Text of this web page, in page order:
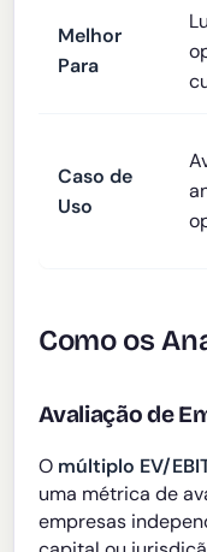
Melhor
Para
Caso de
Uso
Como os
Avaliação de
O múltiplo EV/
uma métrica de
empresas